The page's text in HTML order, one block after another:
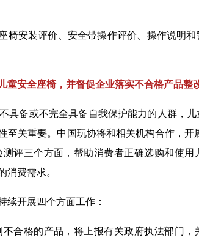
椅安装评价、安全带操作评价、操作说明
童安全座椅，并督促企业落实不合格产品整
具备或不完全具备自我保护能力的人群，
关重要。中国玩协将和相关机构合作，开
评三个方面，帮助消费者正确选购和使用
消费需求。
续开展四个方面工作：
合格的产品，将上报有关政府执法部门